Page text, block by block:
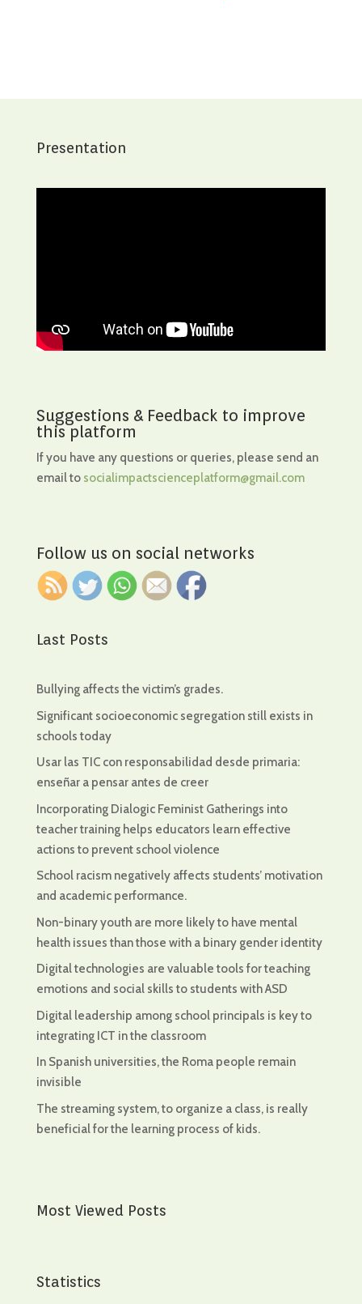
Presentation
Suggestions & Feedback to improve
this platform
If you have any questions or queries, please send an
email to socialimpactscienceplatform@gmail.com
Follow us on social networks
Last Posts
Bullying affects the victim’s grades.
Significant socioeconomic segregation still exists in
schools today
Usar las TIC con responsabilidad desde primaria:
enseñar a pensar antes de creer
Incorporating Dialogic Feminist Gatherings into
teacher training helps educators learn effective
actions to prevent school violence
School racism negatively affects students’ motivation
and academic performance.
Non-binary youth are more likely to have mental
health issues than those with a binary gender identity
Digital technologies are valuable tools for teaching
emotions and social skills to students with ASD
Digital leadership among school principals is key to
integrating ICT in the classroom
In Spanish universities, the Roma people remain
invisible
The streaming system, to organize a class, is really
beneficial for the learning process of kids.
Most Viewed Posts
Statistics